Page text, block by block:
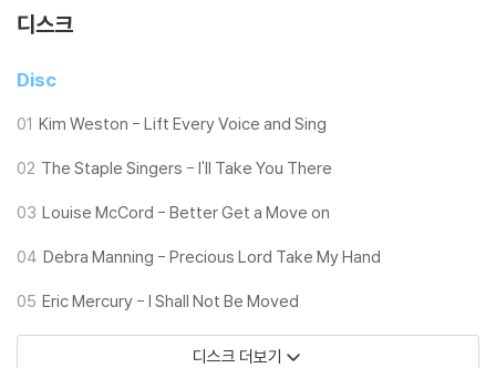
디스크
Disc
01 Kim Weston - Lift Every Voice and Sing
02 The Staple Singers - I'll Take You There
03 Louise McCord - Better Get a Move on
04 Debra Manning - Precious Lord Take My Hand
05 Eric Mercury - I Shall Not Be Moved
디스크 더보기